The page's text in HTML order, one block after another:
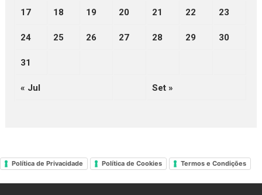
17 18 19 20 21 22 23
24 25 26 27 28 29 30
31
« Jul Set »
Política de Privacidade Política de Cookies Termos e Condições